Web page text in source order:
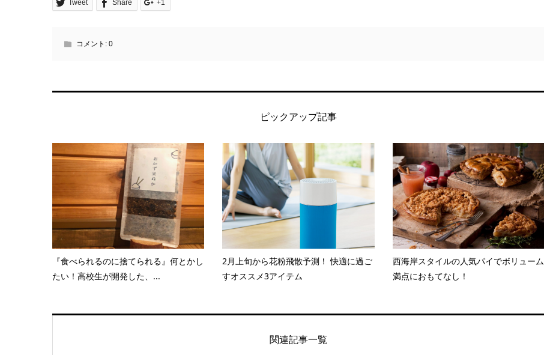
Tweet Share +1
コメント: 0
ピックアップ記事
『食べられるのに捨てられる』何とかし
たい！高校生が開発した、...
2月上旬から花粉飛散予測！ 快適に過ご
すオススメ3アイテム
西海岸スタイルの人気パイでボリューム
満点におもてなし！
関連記事一覧